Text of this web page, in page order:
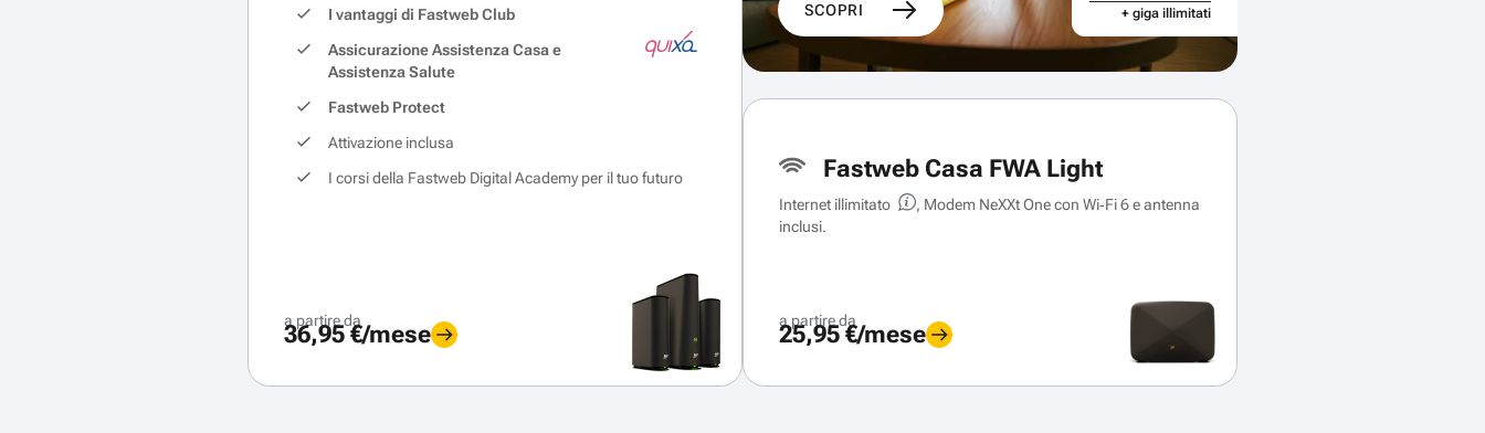
I vantaggi di Fastweb Club
Assicurazione Assistenza Casa e
Assistenza Salute
Fastweb Protect
Attivazione inclusa
I corsi della Fastweb Digital Academy per il tuo futuro
a partire da
36,95 €/mese
SCOPRI
+ giga illimitati
Fastweb Casa FWA Light
Internet illimitato
, Modem NeXXt One con Wi‑Fi 6 e antenna
inclusi.
a partire da
25,95 €/mese